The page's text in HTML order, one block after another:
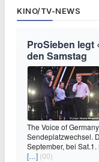
KINO/TV-NEWS
ProSieben legt
den Samstag
The Voice of
Sendeplatzwechsel.
September, bei
[…] (00)